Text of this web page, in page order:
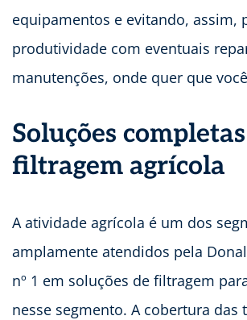
equipamentos e evitando, assim,
produtividade com eventuais
manutenções, onde quer que
Soluções
filtragem agrícola
A atividade agrícola é um dos
amplamente atendidos pela
nº 1 em soluções de filtragem
nesse segmento. A cobertura das